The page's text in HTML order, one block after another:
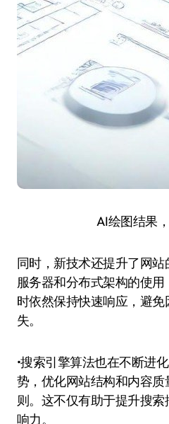
AI绘图结果
同时，新技术还提升了网
服务器和分布式架构的使
时依然保持快速响应，避
失。
•搜索引擎算法也在不断进
势，优化网站结构和内容
则。这不仅有助于提升搜
响力。